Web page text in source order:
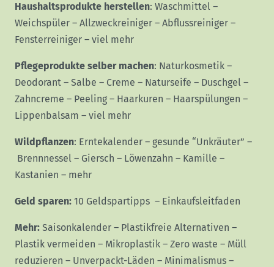
Haushaltsprodukte herstellen: Waschmittel –
Weichspüler – Allzweckreiniger – Abflussreiniger –
Fensterreiniger – viel mehr
Pflegeprodukte selber machen: Naturkosmetik –
Deodorant – Salbe – Creme – Naturseife – Duschgel –
Zahncreme – Peeling – Haarkuren – Haarspülungen –
Lippenbalsam – viel mehr
Wildpflanzen: Erntekalender – gesunde “Unkräuter” –
Brennnessel – Giersch – Löwenzahn – Kamille –
Kastanien – mehr
Geld sparen: 10 Geldspartipps – Einkaufsleitfaden
Mehr: Saisonkalender – Plastikfreie Alternativen –
Plastik vermeiden – Mikroplastik – Zero waste – Müll
reduzieren – Unverpackt-Läden – Minimalismus –